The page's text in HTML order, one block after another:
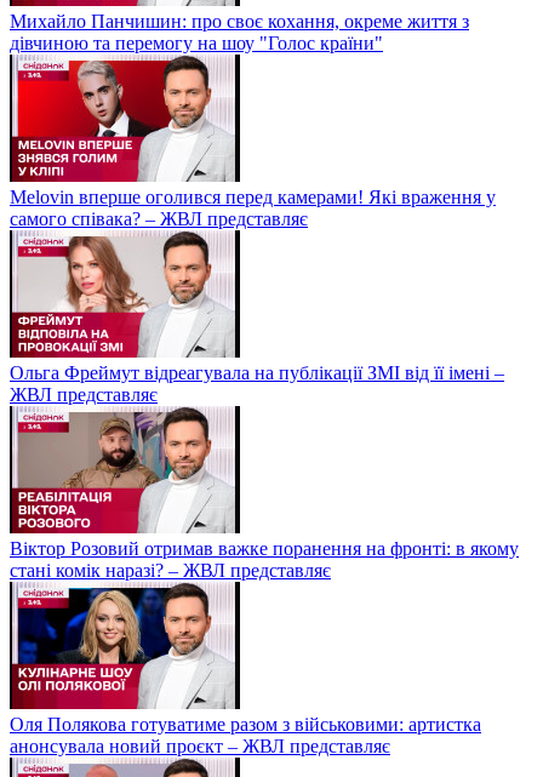
Михайло Панчишин: про своє кохання, окреме життя з
дівчиною та перемогу на шоу "Голос країни"
Melovin вперше оголився перед камерами! Які враження у
самого співака? – ЖВЛ представляє
Ольга Фреймут відреагувала на публікації ЗМІ від її імені –
ЖВЛ представляє
Віктор Розовий отримав важке поранення на фронті: в якому
стані комік наразі? – ЖВЛ представляє
Оля Полякова готуватиме разом з військовими: артистка
анонсувала новий проєкт – ЖВЛ представляє